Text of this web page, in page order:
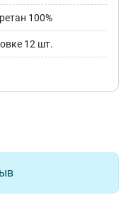
100%
12 шт.